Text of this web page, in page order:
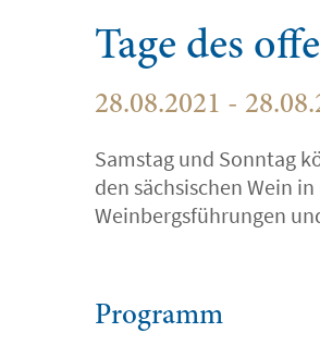
Tage des
28.08.2021 -
Samstag und Sonntag
den sächsischen Wein
Weinbergsführungen
Programm